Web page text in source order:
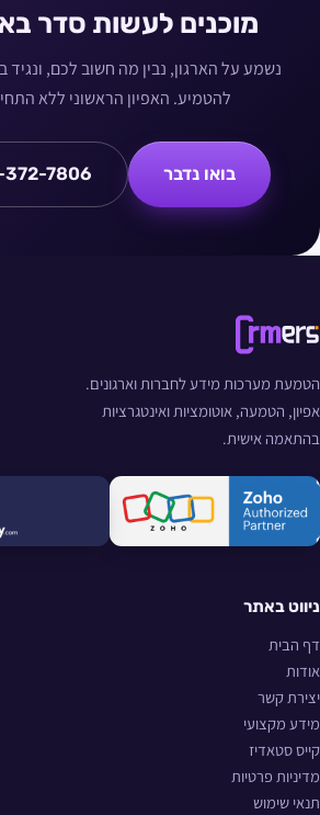
מוכנים לעשות סדר
נשמע על הארגון, נבין מה חשוב לכם, ונגיד
להטמיע. האפיון הראשוני ללא
בואו נדבר 372-7806
הטמעת מערכות מידע לחברות וארגונים.
אפיון, הטמעה, אוטומציות ואינטגרציות
בהתאמה אישית.
ניווט באתר
דף הבית
אודות
יצירת קשר
מידע מקצועי
קייס סטאדיז
מדיניות פרטיות
תנאי שימוש